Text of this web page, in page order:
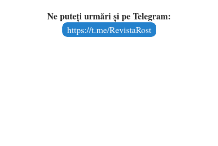
Ne puteți urmări și pe Telegram:
https://t.me/RevistaRost